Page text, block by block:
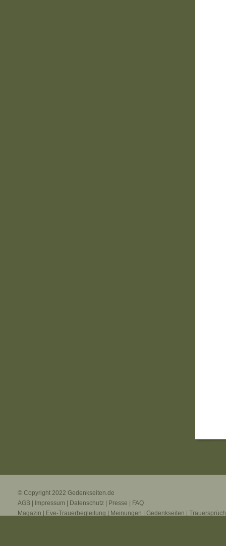
© Copyright 2022 Gedenkseiten.de
AGB
Impressum Datenschutz Presse
FAQ
Magazin
Eve-Trauerbegleitung Meinungen Gedenkseiten